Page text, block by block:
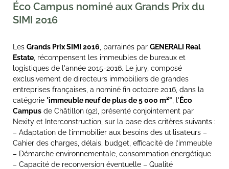
Éco Campus nominé aux Grands Prix du
SIMI 2016
Les Grands Prix SIMI 2016 , parrainés par GENERALI Real
Estate , récompensent les immeubles de bureaux et
logistiques de l'année 2015-2016. Le jury, composé
exclusivement de directeurs immobiliers de grandes
entreprises françaises, a nominé fin octobre 2016, dans la
catégorie "immeuble neuf de plus de 5 000 m²" , l' Éco
Campus de Châtillon (92), présenté conjointement par
Nexity et Interconstruction, sur la base des critères suivants :
– Adaptation de l’immobilier aux besoins des utilisateurs –
Cahier des charges, délais, budget, efficacité de l’immeuble
– Démarche environnementale, consommation énergétique
– Capacité de reconversion éventuelle – Qualité